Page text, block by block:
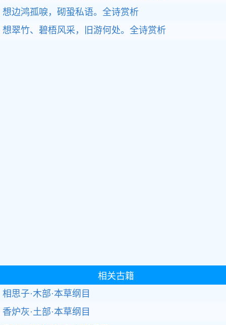
想边鸿孤唳，砌蛩私语。全诗赏析
想翠竹、碧梧风采，旧游何处。全诗赏析
相关古籍
相思子·木部·本草纲目
香炉灰·土部·本草纲目